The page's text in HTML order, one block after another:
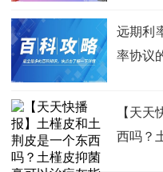
远期利
率协议
【天
西吗？